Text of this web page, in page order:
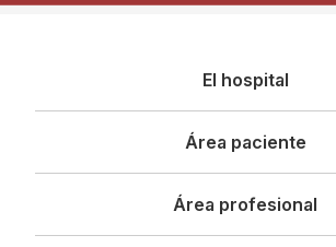
principal
El hospital
Área paciente
Área profesional